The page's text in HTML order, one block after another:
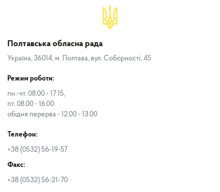
Полтавська обласна рада
Україна, 36014, м. Полтава, вул. Соборності, 45
Режим роботи:
пн.-чт. 08.00 - 17.15,
пт. 08.00 - 16.00
обідня перерва - 12.00 - 13.00
Телефон:
+38 (0532) 56-19-57
Факс:
+38 (0532) 56-21-70